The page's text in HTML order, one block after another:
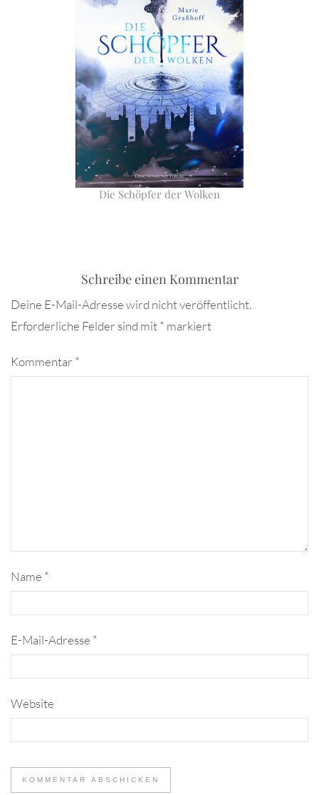
Die Schöpfer der Wolken
Schreibe einen Kommentar
Deine E-Mail-Adresse wird nicht veröffentlicht.
Erforderliche Felder sind mit* markiert
Kommentar *
Name *
E-Mail-Adresse *
Website